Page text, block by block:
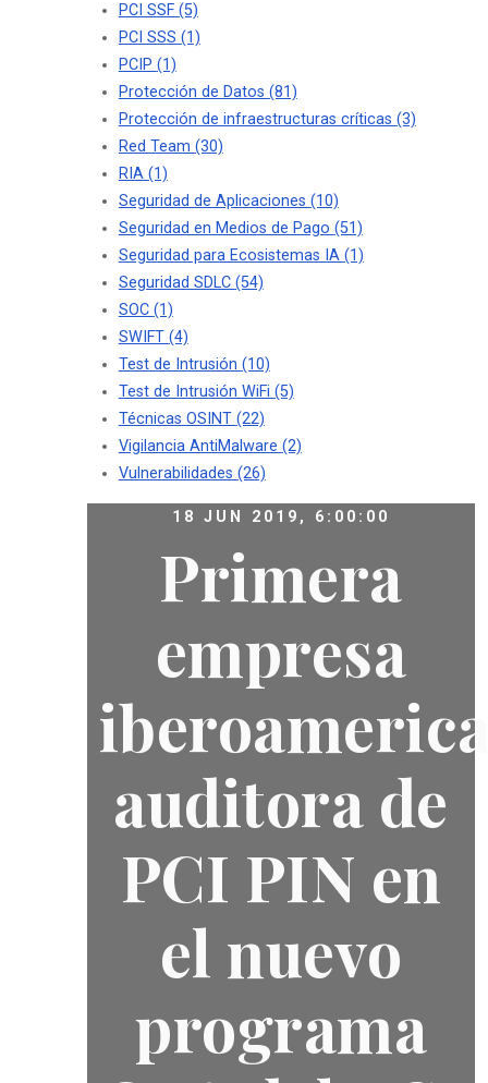
PCI SSF (5)
PCI SSS (1)
PCIP (1)
Protección de Datos (81)
Protección de infraestructuras críticas (3)
Red Team (30)
RIA (1)
Seguridad de Aplicaciones (10)
Seguridad en Medios de Pago (51)
Seguridad para Ecosistemas IA (1)
Seguridad SDLC (54)
SOC (1)
SWIFT (4)
Test de Intrusión (10)
Test de Intrusión WiFi (5)
Técnicas OSINT (22)
Vigilancia AntiMalware (2)
Vulnerabilidades (26)
18 JUN 2019, 6:00:00
Primera
empresa
auditora de
PCI PIN en
el nuevo
programa